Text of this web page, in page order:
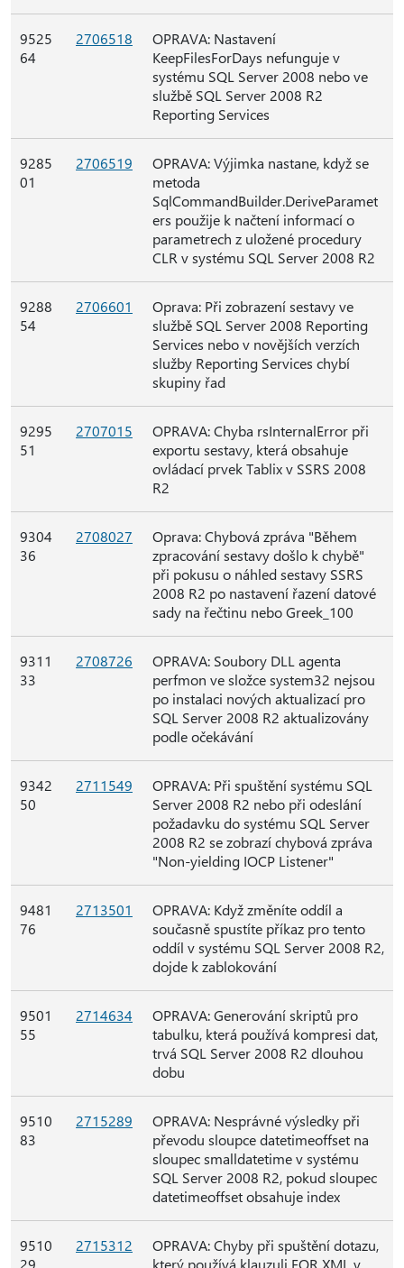
9525
64
2706518
OPRAVA: Nastavení
KeepFilesForDays nefunguje v
systému SQL Server 2008 nebo ve
službě SQL Server 2008 R2
Reporting Services
9285
01
2706519
OPRAVA: Výjimka nastane, když se
metoda
SqlCommandBuilder.DeriveParamet
ers použije k načtení informací o
parametrech z uložené procedury
CLR v systému SQL Server 2008 R2
9288
54
2706601
Oprava: Při zobrazení sestavy ve
službě SQL Server 2008 Reporting
Services nebo v novějších verzích
služby Reporting Services chybí
skupiny řad
9295
51
2707015
OPRAVA: Chyba rsInternalError při
exportu sestavy, která obsahuje
ovládací prvek Tablix v SSRS 2008
R2
9304
36
2708027
Oprava: Chybová zpráva "Během
zpracování sestavy došlo k chybě"
při pokusu o náhled sestavy SSRS
2008 R2 po nastavení řazení datové
sady na řečtinu nebo Greek_100
9311
33
2708726
OPRAVA: Soubory DLL agenta
perfmon ve složce system32 nejsou
po instalaci nových aktualizací pro
SQL Server 2008 R2 aktualizovány
podle očekávání
9342
50
2711549
OPRAVA: Při spuštění systému SQL
Server 2008 R2 nebo při odeslání
požadavku do systému SQL Server
2008 R2 se zobrazí chybová zpráva
"Non-yielding IOCP Listener"
9481
76
2713501
OPRAVA: Když změníte oddíl a
současně spustíte příkaz pro tento
oddíl v systému SQL Server 2008 R2,
dojde k zablokování
9501
55
2714634
OPRAVA: Generování skriptů pro
tabulku, která používá kompresi dat,
trvá SQL Server 2008 R2 dlouhou
dobu
9510
83
2715289
OPRAVA: Nesprávné výsledky při
převodu sloupce datetimeoffset na
sloupec smalldatetime v systému
SQL Server 2008 R2, pokud sloupec
datetimeoffset obsahuje index
9510
29
2715312
OPRAVA: Chyby při spuštění dotazu,
který používá klauzuli FOR XML v